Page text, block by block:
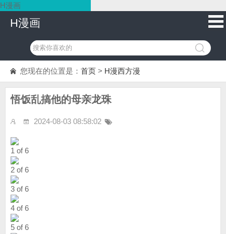
H漫画
H漫画
您现在的位置是： 首页 > H漫西方漫
悟饭乱搞他的母亲龙珠
2024-08-03 08:58:02
1 of 6
2 of 6
3 of 6
4 of 6
5 of 6